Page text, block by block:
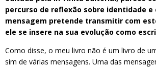
percurso de reflexão sobre identidade e
mensagem pretende transmitir com
ele se insere na sua evolução como
Como disse, o meu livro não é um livro de
sim de várias mensagens. Uma das